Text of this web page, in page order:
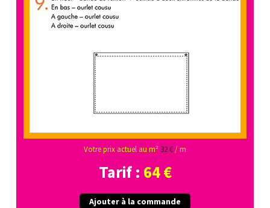
Votre prix actuel au m² 32 €/ m
Tarif : 64 €
Ajouter à la commande